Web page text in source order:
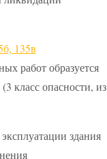
135в
работ образуется
класс опасности, из
здания